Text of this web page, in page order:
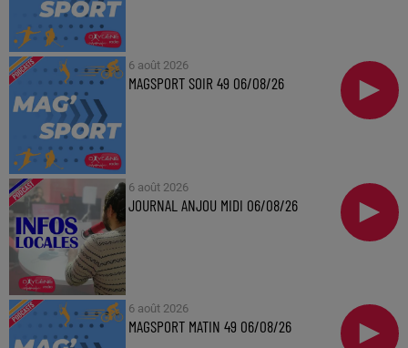
6 août 2026
MAGSPORT SOIR 49 06/08/26
6 août 2026
JOURNAL ANJOU MIDI 06/08/26
6 août 2026
MAGSPORT MATIN 49 06/08/26